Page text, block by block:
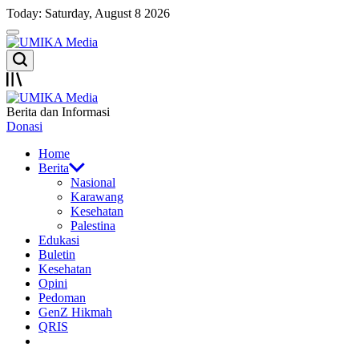
Skip
to
content
Today: Saturday, August 8 2026
Menu
UMIKA
Media
Search
Offcanvas
UMIKA
Media
Berita dan Informasi
Donasi
Home
Berita
Nasional
Karawang
Kesehatan
Palestina
Edukasi
Buletin
Kesehatan
Opini
Pedoman
GenZ Hikmah
QRIS